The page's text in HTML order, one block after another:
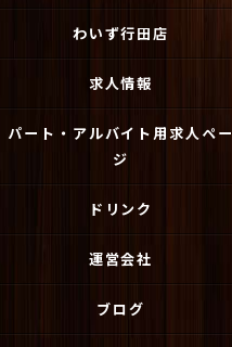
わいず行田店
求人情報
パート・アルバイト用求人ペー
ジ
ドリンク
運営会社
ブログ